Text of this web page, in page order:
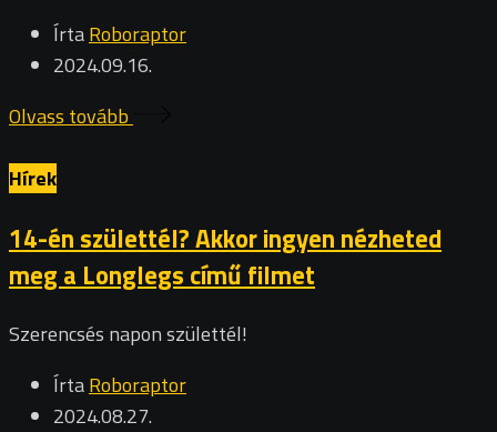
ÍrtaRoboraptor
2024.09.16.
Olvass tovább
Hírek
14-én születtél? Akkor ingyen nézheted
meg a Longlegs című filmet
Szerencsés napon születtél!
ÍrtaRoboraptor
2024.08.27.